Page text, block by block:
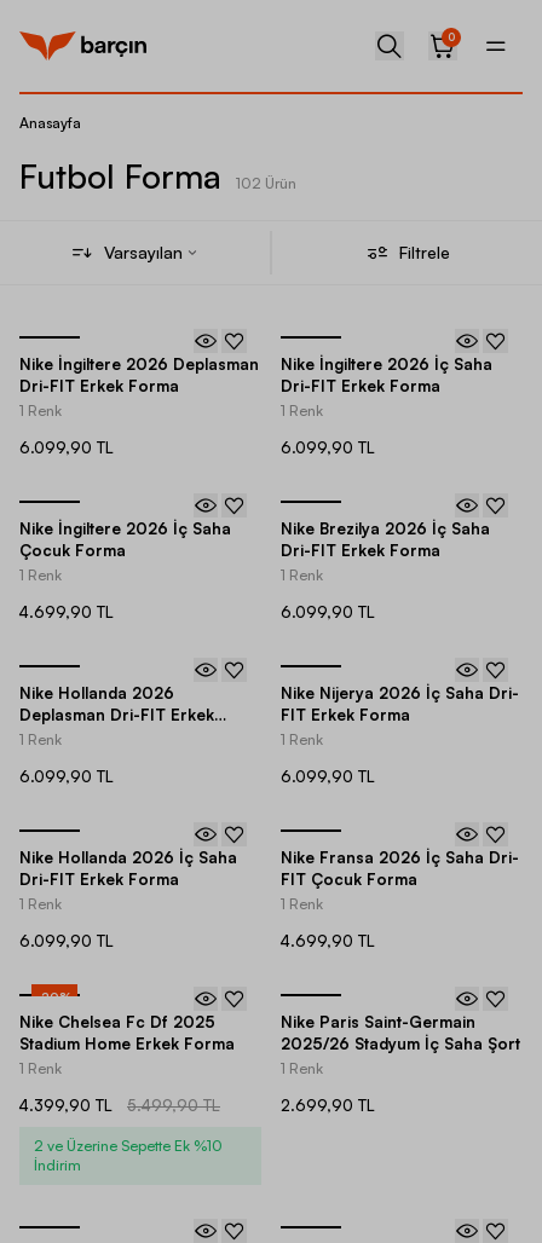
0
Anasayfa
Futbol Forma 102 Ürün
Varsayılan Filtrele
Nike İngiltere 2026 Deplasman
Dri-FIT Erkek Forma
1 Renk
6.099,90 TL
Nike İngiltere 2026 İç Saha
Dri-FIT Erkek Forma
1 Renk
6.099,90 TL
Nike İngiltere 2026 İç Saha
Çocuk Forma
1 Renk
4.699,90 TL
Nike Brezilya 2026 İç Saha
Dri-FIT Erkek Forma
1 Renk
6.099,90 TL
Nike Hollanda 2026
Deplasman Dri-FIT Erkek
Forma
1 Renk
6.099,90 TL
Nike Nijerya 2026 İç Saha Dri-
FIT Erkek Forma
1 Renk
6.099,90 TL
Nike Hollanda 2026 İç Saha
Dri-FIT Erkek Forma
1 Renk
6.099,90 TL
Nike Fransa 2026 İç Saha Dri-
FIT Çocuk Forma
1 Renk
4.699,90 TL
-20%
Nike Chelsea Fc Df 2025
Stadium Home Erkek Forma
1 Renk
4.399,90 TL 5.499,90 TL
2 ve Üzerine Sepette Ek %10
İndirim
Nike Paris Saint-Germain
2025/26 Stadyum İç Saha Şort
1 Renk
2.699,90 TL